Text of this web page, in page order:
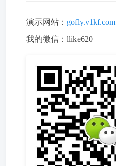
演示网站： gofly.v1kf.com
我的微信：llike620